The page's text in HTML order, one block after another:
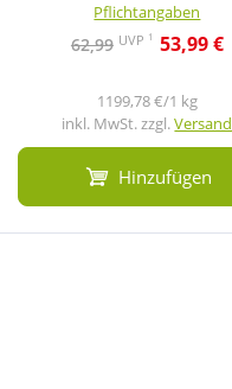
Pflichtangaben
62,99 UVP 1 53,99 €
1199,78 €/1 kg
inkl. MwSt. zzgl.Versand
Hinzufügen